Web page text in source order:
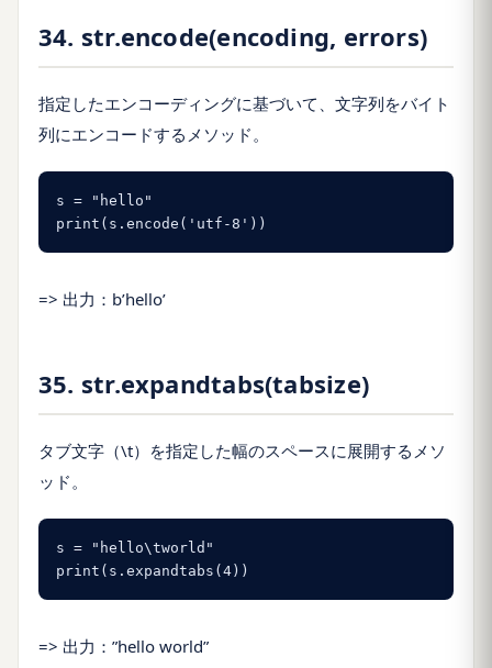
34. str.encode(encoding, errors)
指定したエンコーディングに基づいて、文字列をバイト
列にエンコードするメソッド。
s = "hello"
print(s.encode('utf-8'))
=> 出力：b’hello’
35. str.expandtabs(tabsize)
タブ文字（\t）を指定した幅のスペースに展開するメソ
ッド。
s = "hello\tworld"
print(s.expandtabs(4))
=> 出力：”hello world”